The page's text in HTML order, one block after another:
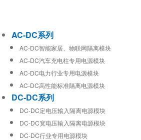
AC-DC系列
AC-DC智能家居、物联网隔离模块
AC-DC汽车充电柱专用电源模块
AC-DC电力行业专用电源模块
AC-DC高性能标准隔离电源模块
DC-DC系列
DC-DC定电压输入隔离电源模块
DC-DC宽电压输入隔离电源模块
DC-DC行业专用电源模块